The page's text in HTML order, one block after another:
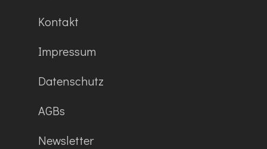
Kontakt
Impressum
Datenschutz
AGBs
Newsletter